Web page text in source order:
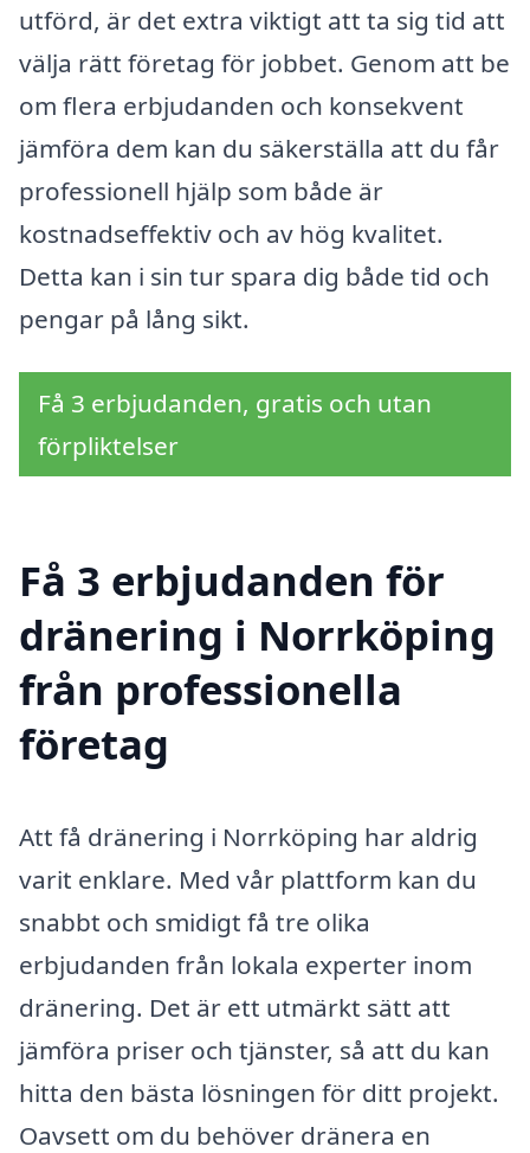
utförd, är det extra viktigt att ta sig tid att
välja rätt företag för jobbet. Genom att be
om flera erbjudanden och konsekvent
jämföra dem kan du säkerställa att du får
professionell hjälp som både är
kostnadseffektiv och av hög kvalitet.
Detta kan i sin tur spara dig både tid och
pengar på lång sikt.
Få 3 erbjudanden, gratis och utan
förpliktelser
Få 3 erbjudanden för
dränering i Norrköping
från professionella
företag
Att få dränering i Norrköping har aldrig
varit enklare. Med vår plattform kan du
snabbt och smidigt få tre olika
erbjudanden från lokala experter inom
dränering. Det är ett utmärkt sätt att
jämföra priser och tjänster, så att du kan
hitta den bästa lösningen för ditt projekt.
Oavsett om du behöver dränera en